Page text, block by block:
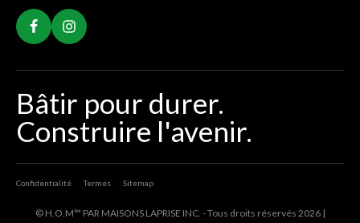
Bâtir pour durer.
Construire l'avenir.
Confidentialité Termes Sitemap
© H.O.M™ PAR MAISONS LAPRISE INC. - Tous droits réservés 2026 |